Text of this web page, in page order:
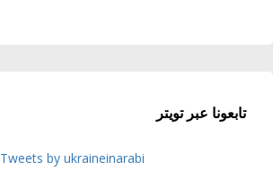
تابعونا عبر تويتر
Tweets by ukraineinarabi